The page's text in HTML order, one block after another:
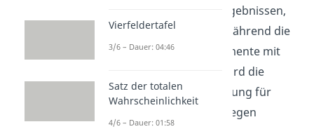
mit nur zwei möglichen Ergebnissen,
Erfolg oder Nicht-Erfolg. Während die
Binomialverteilung Experimente mit
Zurücklegen beschreibt, wird die
hypergeometrische Verteilung für
Experimente ohne Zurücklegen
Vierfeldertafel
3/6 – Dauer: 04:46
Satz der totalen
Wahrscheinlichkeit
4/6 – Dauer: 01:58